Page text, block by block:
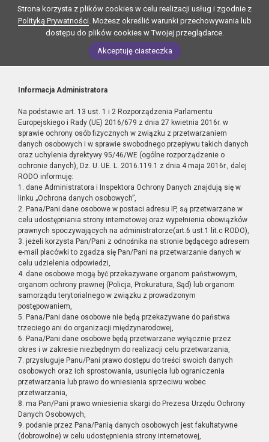
Strona korzysta z plików cookies w celu realizacji usług i zgodnie z
Polityką Prywatności. Możesz określić warunki przechowywania lub
dostępu do plików cookies w Twojej przeglądarce.
Akceptuję ciasteczka
Informacja Administratora
Na podstawie art. 13 ust. 1 i 2 Rozporządzenia Parlamentu
Europejskiego i Rady (UE) 2016/679 z dnia 27 kwietnia 2016r. w
sprawie ochrony osób fizycznych w związku z przetwarzaniem
danych osobowych i w sprawie swobodnego przepływu takich danych
oraz uchylenia dyrektywy 95/46/WE (ogólne rozporządzenie o
ochronie danych), Dz. U. UE. L. 2016.119.1 z dnia 4 maja 2016r., dalej
RODO informuję:
1. dane Administratora i Inspektora Ochrony Danych znajdują się w
linku „Ochrona danych osobowych”,
2. Pana/Pani dane osobowe w postaci adresu IP, są przetwarzane w
celu udostępniania strony internetowej oraz wypełnienia obowiązków
prawnych spoczywających na administratorze(art.6 ust.1 lit.c RODO),
3. jeżeli korzysta Pan/Pani z odnośnika na stronie będącego adresem
e-mail placówki to zgadza się Pan/Pani na przetwarzanie danych w
celu udzielenia odpowiedzi,
4. dane osobowe mogą być przekazywane organom państwowym,
organom ochrony prawnej (Policja, Prokuratura, Sąd) lub organom
samorządu terytorialnego w związku z prowadzonym
postępowaniem,
5. Pana/Pani dane osobowe nie będą przekazywane do państwa
trzeciego ani do organizacji międzynarodowej,
6. Pana/Pani dane osobowe będą przetwarzane wyłącznie przez
okres i w zakresie niezbędnym do realizacji celu przetwarzania,
7. przysługuje Panu/Pani prawo dostępu do treści swoich danych
osobowych oraz ich sprostowania, usunięcia lub ograniczenia
przetwarzania lub prawo do wniesienia sprzeciwu wobec
przetwarzania,
8. ma Pan/Pani prawo wniesienia skargi do Prezesa Urzędu Ochrony
Danych Osobowych,
9. podanie przez Pana/Panią danych osobowych jest fakultatywne
(dobrowolne) w celu udostępnienia strony internetowej,